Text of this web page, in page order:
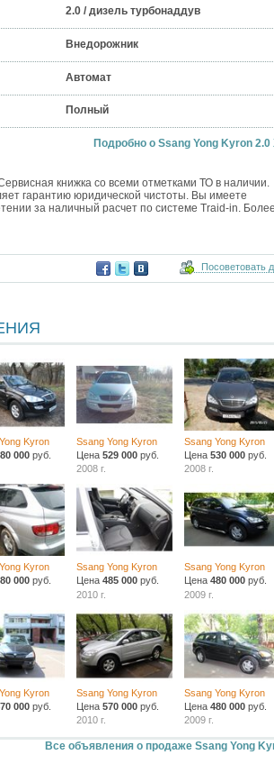
2.0 / дизель турбонаддув
Внедорожник
Автомат
Полный
Подробно о Ssang Yong Kyron 2.0
книжка со всеми отметками ТО в наличии.
гарантию юридической чистоты. Вы имеете
за наличный расчет по системе Traid-in.
Посоветовать
Kyron
000 руб.
Ssang Yong Kyron
Цена 529 000руб.
2008 г.
Ssang Yong Kyron
Цена 530 000руб.
2008 г.
Kyron
000 руб.
Ssang Yong Kyron
Цена 485 000руб.
2010 г.
Ssang Yong Kyron
Цена 480 000руб.
2009 г.
Kyron
000 руб.
Ssang Yong Kyron
Цена 570 000руб.
2010 г.
Ssang Yong Kyron
Цена 480 000руб.
2009 г.
Все объявления о продаже Ssang Yong